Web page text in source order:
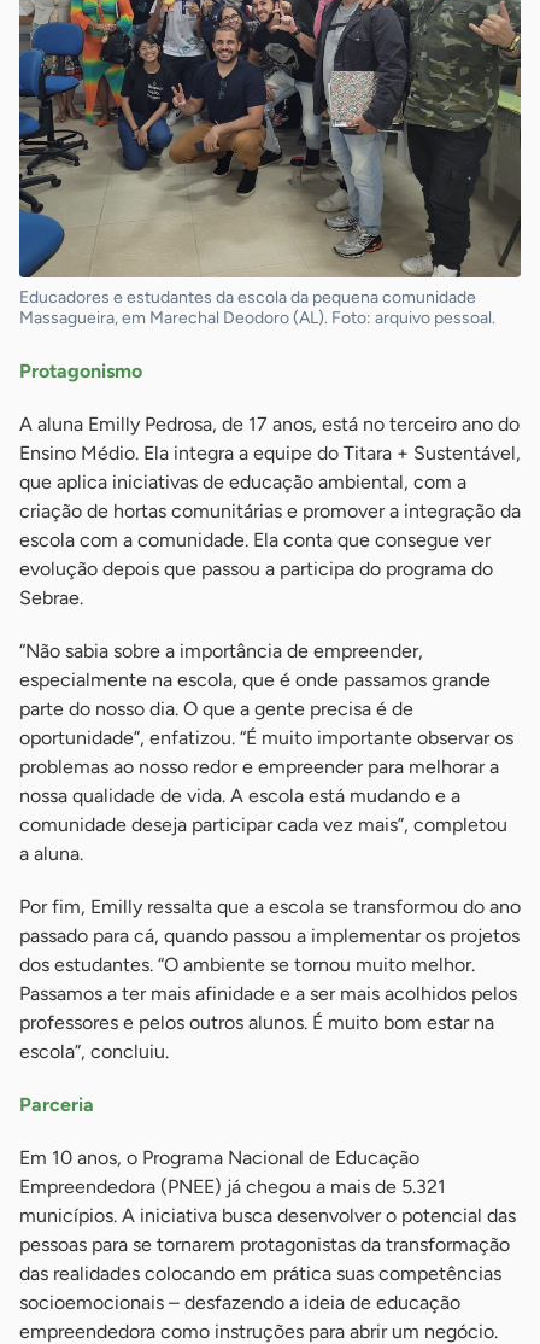
Educadores e estudantes da escola da pequena comunidade
Massagueira, em Marechal Deodoro (AL). Foto: arquivo pessoal.
Protagonismo
A aluna Emilly Pedrosa, de 17 anos, está no terceiro ano do
Ensino Médio. Ela integra a equipe do Titara + Sustentável,
que aplica iniciativas de educação ambiental, com a
criação de hortas comunitárias e promover a integração da
escola com a comunidade. Ela conta que consegue ver
evolução depois que passou a participa do programa do
Sebrae.
“Não sabia sobre a importância de empreender,
especialmente na escola, que é onde passamos grande
parte do nosso dia. O que a gente precisa é de
oportunidade”, enfatizou. “É muito importante observar os
problemas ao nosso redor e empreender para melhorar a
nossa qualidade de vida. A escola está mudando e a
comunidade deseja participar cada vez mais”, completou
a aluna.
Por fim, Emilly ressalta que a escola se transformou do ano
passado para cá, quando passou a implementar os projetos
dos estudantes. “O ambiente se tornou muito melhor.
Passamos a ter mais afinidade e a ser mais acolhidos pelos
professores e pelos outros alunos. É muito bom estar na
escola”, concluiu.
Parceria
Em 10 anos, o Programa Nacional de Educação
Empreendedora (PNEE) já chegou a mais de 5.321
municípios. A iniciativa busca desenvolver o potencial das
pessoas para se tornarem protagonistas da transformação
das realidades colocando em prática suas competências
socioemocionais – desfazendo a ideia de educação
empreendedora como instruções para abrir um negócio.